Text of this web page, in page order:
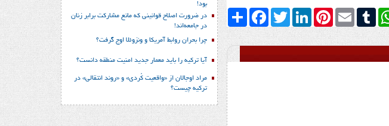
اشتراکFacebook TwitterLinkedInPinterest Email Tumblr
بود!
در ضرورت اصلاح قوانینی که مانع مشارکت برابر زنان
در جامعه‌اند!
چرا بحران روابط آمریکا و ونزوئلا اوج گرفت؟
آیا ترکیه را باید معمار جدید امنیت منطقه دانست؟
مراد اوجالان از «واقعیت کُردی» و «روند انتقالی» در
ترکیه چیست؟